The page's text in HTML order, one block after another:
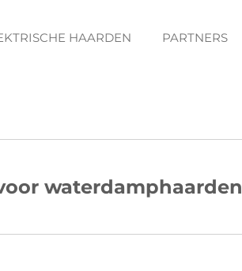
HAARDEN PARTNERS
waterdamphaarden